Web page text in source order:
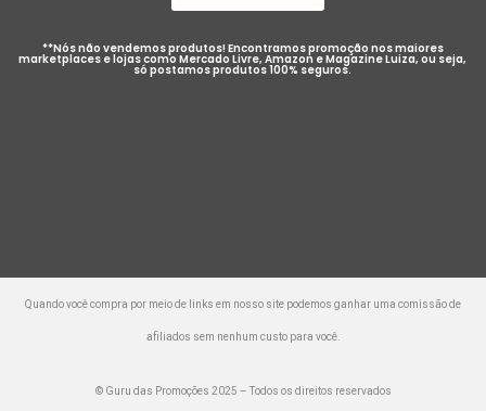
**Nós não vendemos produtos! Encontramos promoção nos maiores
marketplaces e lojas como Mercado Livre, Amazon e Magazine Luiza, ou seja,
só postamos produtos 100% seguros.
Quando você compra por meio de links em nosso site podemos ganhar uma comissão de
afiliados sem nenhum custo para você.
© Guru das Promoções 2025 – Todos os direitos reservados